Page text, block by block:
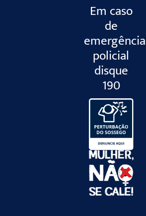
Em caso
de
emergência
policial
disque
190